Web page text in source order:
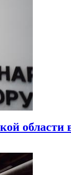
области